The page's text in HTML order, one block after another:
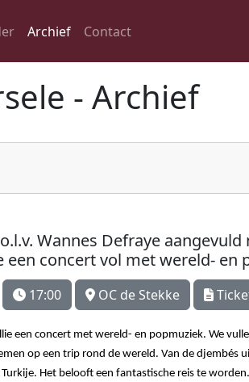
Archief Contact
- Archief
Wannes Defraye
concert vol met wereld- en
17:00 OC de Stekke
een concert met wereld- en popmuziek. We
op een trip rond de wereld. Van de djembés
Het belooft een fantastische reis te worden.